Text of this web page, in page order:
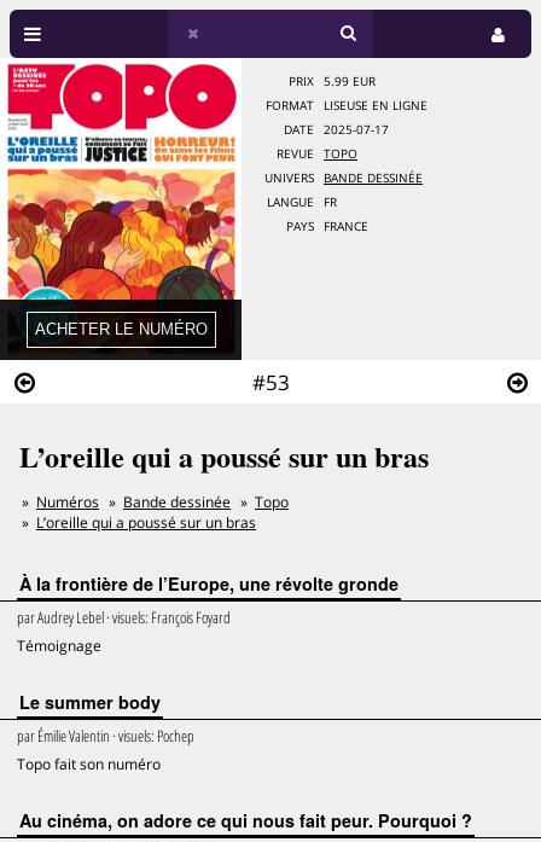
#53
PRIX
5.99 EUR
FORMAT
LISEUSE EN LIGNE
DATE
2025-07-17
REVUE
TOPO
UNIVERS
BANDE DESSINÉE
LANGUE
FR
PAYS
FRANCE
L’oreille qui a poussé sur un bras
Numéros Bande dessinée
Topo
L’oreille qui a poussé sur un bras
À la frontière de l’Europe, une révolte gronde
parAudrey Lebel· visuels: François Foyard
Témoignage
Le summer body
parÉmilie Valentin · visuels: Pochep
Topo fait son numéro
Au cinéma, on adore ce qui nous fait peur. Pourquoi ?